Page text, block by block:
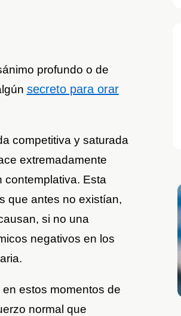
profundo o de
secreto para orar
competitiva y saturada
extremadamente
contemplativa. Esta
que antes no existían,
si no una
negativos en los
estos momentos de
normal que